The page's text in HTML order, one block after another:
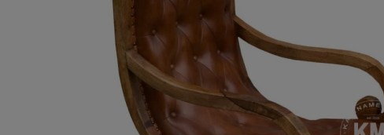
ROMA – MEBLE LOFTOWE MANGO I METAL
WESTPORT – LOFTOWE MEBLE VINTAGE
RIVERSIDE – POSTARZONE MEBLE LOFTOWE DREWNIANE
MILO – NOWOCZESNE MEBLE INDYJSKIE Z DREWNA MANGO